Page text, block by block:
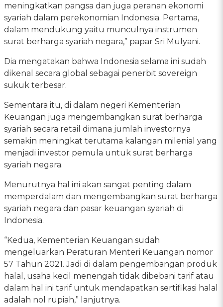
meningkatkan pangsa dan juga peranan ekonomi
syariah dalam perekonomian Indonesia. Pertama,
dalam mendukung yaitu munculnya instrumen
surat berharga syariah negara,” papar Sri Mulyani.
Dia mengatakan bahwa Indonesia selama ini sudah
dikenal secara global sebagai penerbit sovereign
sukuk terbesar.
Sementara itu, di dalam negeri Kementerian
Keuangan juga mengembangkan surat berharga
syariah secara retail dimana jumlah investornya
semakin meningkat terutama kalangan milenial yang
menjadi investor pemula untuk surat berharga
syariah negara.
Menurutnya hal ini akan sangat penting dalam
memperdalam dan mengembangkan surat berharga
syariah negara dan pasar keuangan syariah di
Indonesia.
“Kedua, Kementerian Keuangan sudah
mengeluarkan Peraturan Menteri Keuangan nomor
57 Tahun 2021. Jadi di dalam pengembangan produk
halal, usaha kecil menengah tidak dibebani tarif atau
dalam hal ini tarif untuk mendapatkan sertifikasi halal
adalah nol rupiah,” lanjutnya.